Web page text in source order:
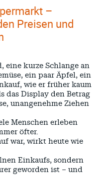
–
Preisen und
eine kurze Schlange an
ein paar Äpfel, ein
wie er früher kaum
das Display den Betrag
unangenehme Ziehen
Menschen erleben
öfter.
war, wirkt heute wie
Einkaufs, sondern
geworden ist – und